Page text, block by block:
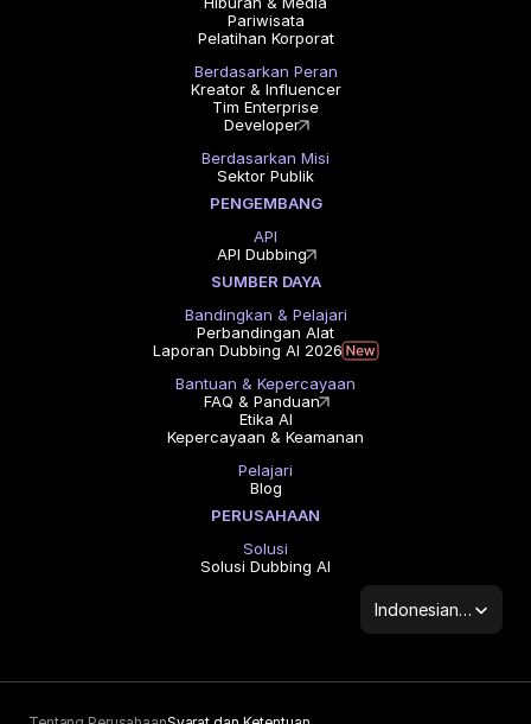
Pariwisata
Pelatihan Korporat
Berdasarkan Peran
Kreator & Influencer
Tim Enterprise
Developer
Berdasarkan Misi
Sektor Publik
PENGEMBANG
API
API Dubbing
SUMBER DAYA
Bandingkan & Pelajari
Perbandingan Alat
Laporan Dubbing AI 2026
Bantuan & Kepercayaan
FAQ & Panduan
Etika AI
Kepercayaan & Keamanan
Pelajari
Blog
PERUSAHAAN
Solusi
Solusi Dubbing AI
Select Language
Indonesian (Indonesia)